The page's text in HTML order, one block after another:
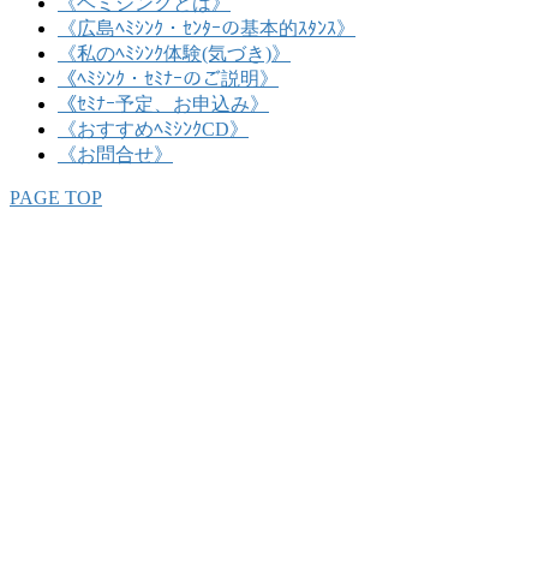
《広島ﾍﾐｼﾝｸ・ｾﾝﾀｰの基本的ｽﾀﾝｽ》
《私のﾍﾐｼﾝｸ体験(気づき)》
《ﾍﾐｼﾝｸ・ｾﾐﾅｰのご説明》
《ｾﾐﾅｰ予定、お申込み》
《おすすめﾍﾐｼﾝｸCD》
《お問合せ》
PAGE TOP